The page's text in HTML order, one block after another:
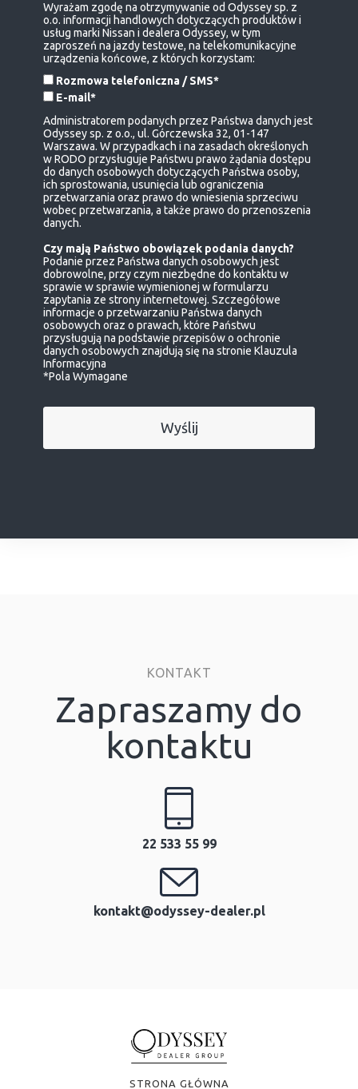
Wyrażam zgodę na otrzymywanie od Odyssey sp. z
o.o. informacji handlowych dotyczących produktów i
usług marki Nissan i dealera Odyssey, w tym
zaproszeń na jazdy testowe, na telekomunikacyjne
urządzenia końcowe, z których korzystam:
Rozmowa telefoniczna / SMS*
E-mail*
Administratorem podanych przez Państwa danych jest
Odyssey sp. z o.o., ul. Górczewska 32, 01-147
Warszawa. W przypadkach i na zasadach określonych
w RODO przysługuje Państwu prawo żądania dostępu
do danych osobowych dotyczących Państwa osoby,
ich sprostowania, usunięcia lub ograniczenia
przetwarzania oraz prawo do wniesienia sprzeciwu
wobec przetwarzania, a także prawo do przenoszenia
danych.
Czy mają Państwo obowiązek podania danych?
Podanie przez Państwa danych osobowych jest
dobrowolne, przy czym niezbędne do kontaktu w
sprawie w sprawie wymienionej w formularzu
zapytania ze strony internetowej. Szczegółowe
informacje o przetwarzaniu Państwa danych
osobowych oraz o prawach, które Państwu
przysługują na podstawie przepisów o ochronie
danych osobowych znajdują się na stronie Klauzula
Informacyjna
*Pola Wymagane
KONTAKT
Zapraszamy do
kontaktu
22 533 55 99
kontakt@odyssey-dealer.pl
STRONA GŁÓWNA